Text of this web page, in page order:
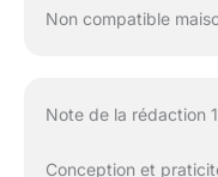
Non compatible
Note de la rédaction
Conception et